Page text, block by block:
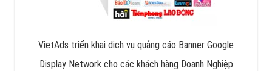
VietAds triển khai dịch vụ quảng cáo Banner Google
Display Network cho các khách hàng Doanh Nghiệp